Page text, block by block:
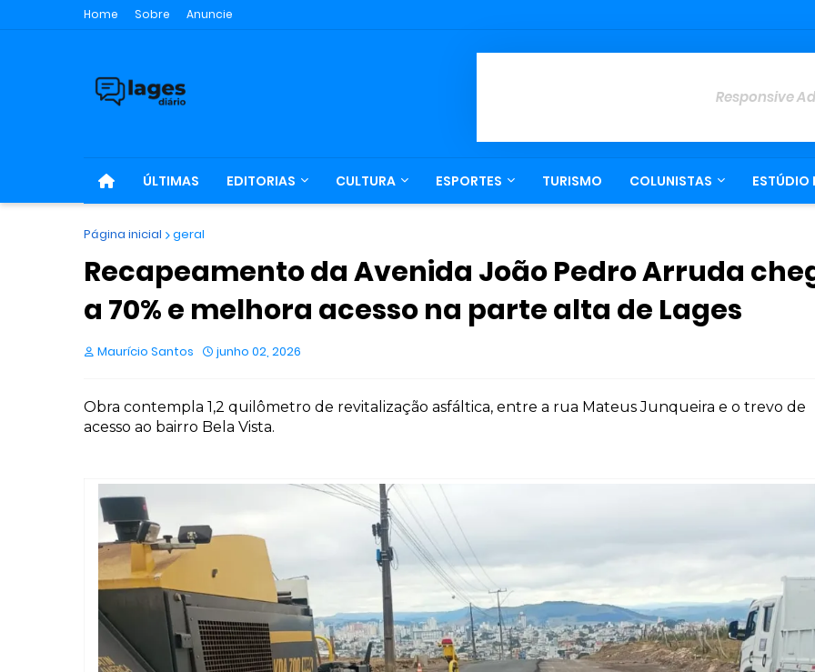
Home Sobre Anuncie
Responsive
ÚLTIMAS EDITORIAS CULTURA ESPORTES TURISMO COLUNISTAS ESTÚDIO
Página inicial geral
Recapeamento da Avenida João Pedro Arruda
a 70% e melhora acesso na parte alta de Lages
Maurício Santos junho 02, 2026
Obra contempla 1,2 quilômetro de revitalização asfáltica, entre a rua Mateus Junqueira e o trevo de
acesso ao bairro Bela Vista.